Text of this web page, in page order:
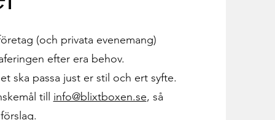
(och privata evenemang)
efter era behov.
ska passa just er stil och ert syfte.
till info@blixtboxen.se, så